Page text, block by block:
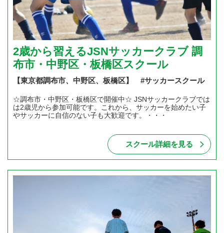
2歳から習えるJSNサッカークラブ 調
布市・中野区・板橋区スクール
【東京都調布市、中野区、板橋区】 #サッカースクール
☆調布市・中野区・板橋区で開催中☆ JSNサッカークラブでは
は2歳児から参加可能です。これから、サッカーを始めたい子
やサッカーに自信のない子も大歓迎です。・・・
スクール詳細を見る